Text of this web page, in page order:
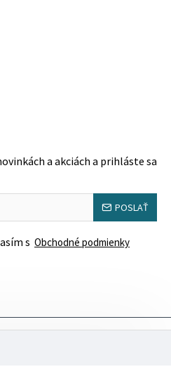
a akciách a prihláste sa
POSLAŤ
s Obchodné podmienky
SektorovýNábytok.sk